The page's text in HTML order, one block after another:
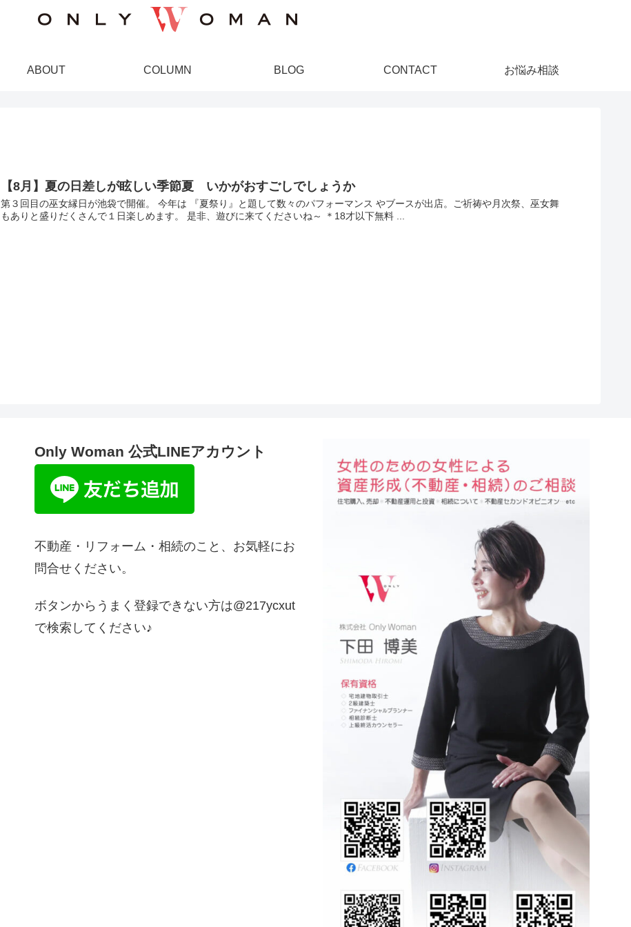
ABOUT COLUMN BLOG CONTACT お悩み相談
【8月】夏の日差しが眩しい季節夏 いかがおすごしでしょうか
第３回目の巫女縁日が池袋で開催。 今年は 『夏祭り』と題して数々のパフォーマンス やブースが出店。ご祈祷や月次祭、巫女舞
もありと盛りだくさんで１日楽しめます。 是非、遊びに来てくださいね～ ＊18才以下無料 ...
Only Woman 公式LINEアカウント
不動産・リフォーム・相続のこと、お気軽にお
問合せください。
ボタンからうまく登録できない方は@217ycxut
で検索してください♪